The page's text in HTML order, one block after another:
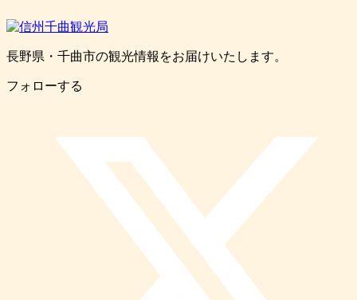
長野県・千曲市の観光情報をお届けいたします。
フォローする